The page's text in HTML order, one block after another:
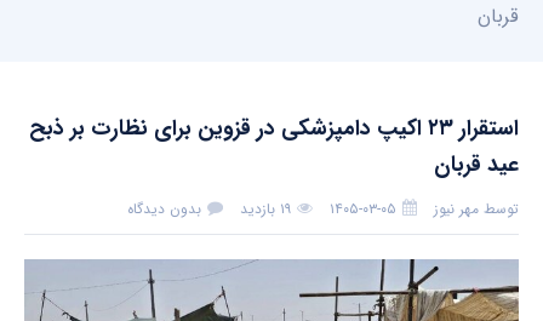
قربان
استقرار ۲۳ اکیپ دامپزشکی در قزوین برای نظارت بر ذبح
عید قربان
توسط مهر نیوز ۱۴۰۵-۰۳-۰۵ ۱۹ بازدید بدون دیدگاه